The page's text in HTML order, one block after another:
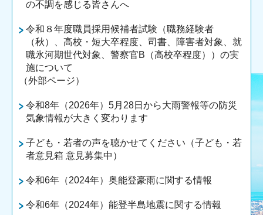
の不調を感じる皆さんへ
令和８年度職員採用候補者試験（職務経験者
（秋）、高校・短大卒程度、司書、障害者対象、就
職氷河期世代対象、警察官B（高校卒程度））の実
施について
（外部ページ）
令和8年（2026年）5月28日から大雨警報等の防災
気象情報が大きく変わります
子ども・若者の声を聴かせてください（子ども・若
者意見箱 意見募集中）
令和6年（2024年）奥能登豪雨に関する情報
令和6年（2024年）能登半島地震に関する情報